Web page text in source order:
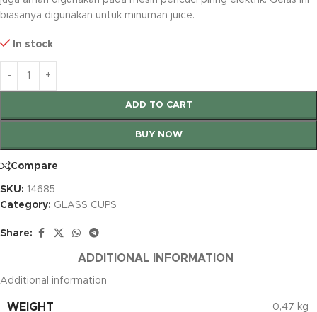
biasanya digunakan untuk minuman juice.
In stock
ADD TO CART
BUY NOW
Compare
SKU: 14685
Category: GLASS CUPS
Share:
ADDITIONAL INFORMATION
Additional information
WEIGHT 0,47 kg